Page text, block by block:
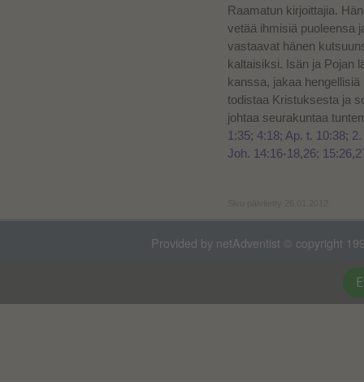
Raamatun kirjoittajia.
vetää ihmisiä puoleensa
vastaavat hänen
kaltaisiksi. Isän ja Pojan
kanssa, jakaa
todistaa Kristuksesta ja
johtaa seurakuntaa
1:35; 4:18; Ap. t. 10:38;
Joh. 14:16-18,26;
Provided by netAdventist © copyright